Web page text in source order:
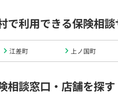
で利用できる保険相
江差町 上ノ国町
相談窓口・店舗を探す